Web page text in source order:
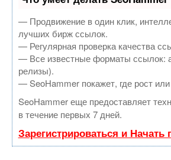
— Продвижение в один клик,
лучших бирж ссылок.
— Регулярная проверка качества
— Все известные форматы ссылок:
релизы).
— SeoHammer покажет, где рост
SeoHammer еще предоставляет
в течение первых 7 дней.
Зарегистрироваться и Начать